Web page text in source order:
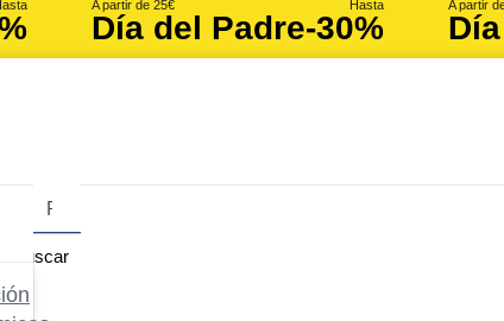
A partir de 25€
Día del Padre
Hasta
-30%
A partir
Buscar